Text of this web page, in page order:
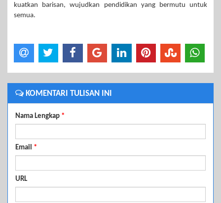
kuatkan barisan, wujudkan pendidikan yang bermutu untuk
semua.
KOMENTARI TULISAN INI
Nama Lengkap *
Email *
URL